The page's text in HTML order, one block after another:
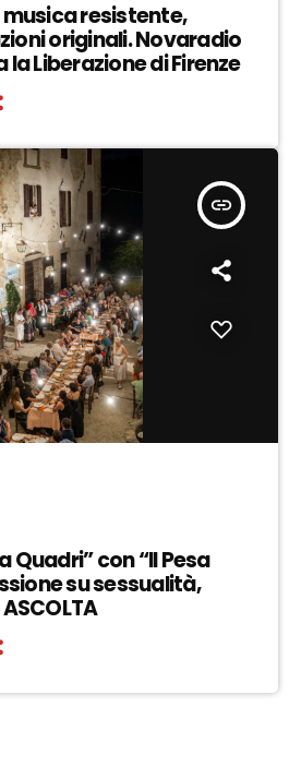
musica resistente,
originali. Novaradio
Liberazione di Firenze
insert_link
Quadri” con “Il Pesa
su sessualità,